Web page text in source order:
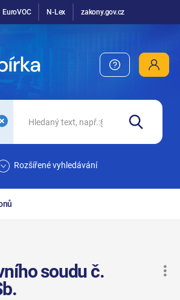
EuroVOC N-Lex zakony.gov.cz
Rozšířené vyhledávání
soudu č.